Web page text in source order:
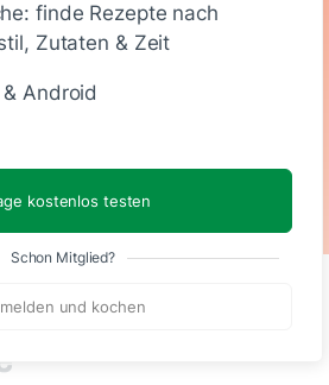
finde Rezepte nach
Zutaten & Zeit
Android
kostenlos testen
Schon Mitglied?
und kochen
KH